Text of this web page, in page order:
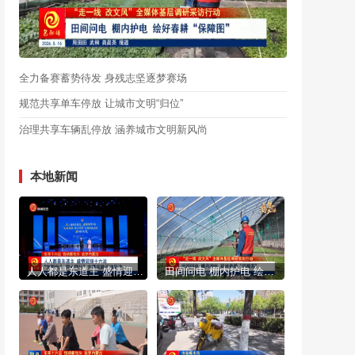
全力备赛蓄势待发 身残志坚逐梦赛场
规范共享单车停放 让城市文明“归位”
治理共享车辆乱停放 涵养城市文明新风尚
本地新闻
人人都是东道主 盛情迎接十六运 “文明包头 同心同行”主题实践活动启动 田间问电 棚内护电 绘好春耕“保障图”